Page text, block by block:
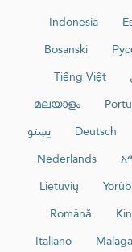
Indonesia
Bosanski
Tiếng Việt
മലയാളം
Deutsch
پښتو
Nederlands
Lietuvių
Română
Italiano